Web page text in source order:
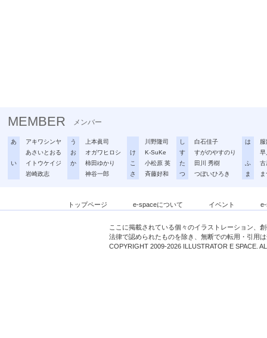
MEMBER メンバー
あ
アキワシンヤ
あさいとおる
い
イトウケイジ
岩崎政志
う
上本眞司
お
オガワヒロシ
か
柿田ゆかり
神谷一郎
川野隆司
け
K-SuKe
こ
小松原 英
さ
斉藤好和
し
白石佳子
す
すがのやすのり
た
田川 秀樹
つ
つぼいひろき
は
早
ふ
古
ま
トップページ e-spaceについて イベント
ここに掲載されている個々のイラストレーション、
法律で認められたものを除き、無断での転用・引用
COPYRIGHT 2009-2026 ILLUSTRATOR E SPACE.